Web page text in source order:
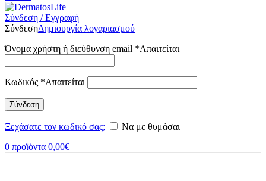
Σύνδεση / Εγγραφή
ΣύνδεσηΔημιουργία λογαριασμού
Όνομα χρήστη ή διεύθυνση email *Απαιτείται
Κωδικός *Απαιτείται
Σύνδεση
Ξεχάσατε τον κωδικό σας;
Να με θυμάσαι
0 προϊόντα 0,00€